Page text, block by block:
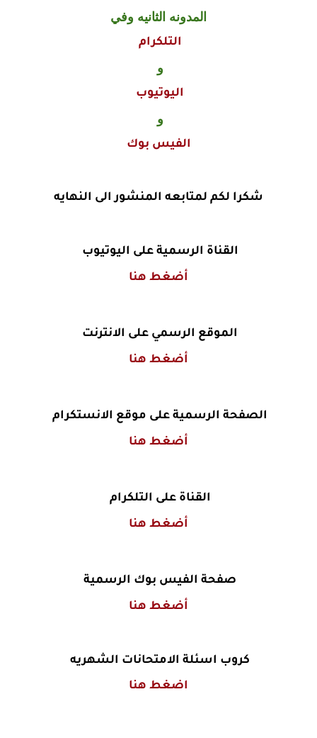
المدونه الثانيه وفي
التلكرام
و
اليوتيوب
و
الفيس بوك
شكرا لكم لمتابعه المنشور الى النهايه
القناة الرسمية على اليوتيوب
أضغط هنا
الموقع الرسمي على الانترنت
أضغط هنا
الصفحة الرسمية على موقع الانستكرام
أضغط هنا
القناة على التلكرام
أضغط هنا
صفحة الفيس بوك الرسمية
أضغط هنا
كروب اسئلة الامتحانات الشهريه
اضغط هنا